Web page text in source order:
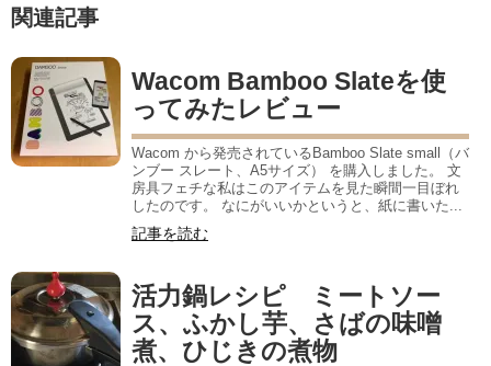
関連記事
Wacom Bamboo Slateを使
ってみたレビュー
Wacom から発売されているBamboo Slate small（バ
ンブー スレート、A5サイズ） を購入しました。 文
房具フェチな私はこのアイテムを見た瞬間一目ぼれ
したのです。 なにがいいかというと、紙に書いた...
記事を読む
活力鍋レシピ ミートソー
ス、ふかし芋、さばの味噌
煮、ひじきの煮物